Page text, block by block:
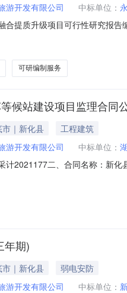
游开发有限公司 中标单位：
合提质升级项目可行性研究报
化县紫鹊界梯田文旅融合提质
有限公司湖南分公
可研编制服务
候站建设项目监理合同
｜新化县
工程建筑
游开发有限公司 中标单位：
计2021177二、合同名称：新
南悦翔工程项目管理有限公司
年期)
｜新化县
弱电安防
游开发有限公司 中标单位：